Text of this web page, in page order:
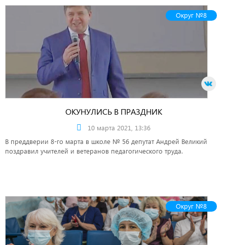
Округ №8
ОКУНУЛИСЬ В ПРАЗДНИК
10 марта 2021, 13:36
В преддверии 8-го марта в школе № 56 депутат Андрей Великий
поздравил учителей и ветеранов педагогического труда.
Округ №8